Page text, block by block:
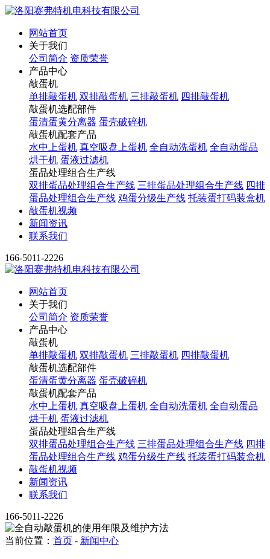
网站首页
关于我们
公司简介 资质荣誉
产品中心
敲蛋机
单排敲蛋机 双排敲蛋机 三排敲蛋机 四排敲蛋机
敲蛋机选配部件
蛋清蛋黄分离器 蛋壳破碎机
敲蛋机配套产品
水中上蛋机 真空吸盘上蛋机 全自动洗蛋机 全自动蛋品
烘干机 蛋液过滤机
蛋品处理组合生产线
双排蛋品处理组合生产线 三排蛋品处理组合生产线 四排
蛋品处理组合生产线 鸡蛋分级生产线 托装蛋打码装盒机
敲蛋机视频
新闻资讯
联系我们
166-5011-2226
网站首页
关于我们
公司简介 资质荣誉
产品中心
敲蛋机
单排敲蛋机 双排敲蛋机 三排敲蛋机 四排敲蛋机
敲蛋机选配部件
蛋清蛋黄分离器 蛋壳破碎机
敲蛋机配套产品
水中上蛋机 真空吸盘上蛋机 全自动洗蛋机 全自动蛋品
烘干机 蛋液过滤机
蛋品处理组合生产线
双排蛋品处理组合生产线 三排蛋品处理组合生产线 四排
蛋品处理组合生产线 鸡蛋分级生产线 托装蛋打码装盒机
敲蛋机视频
新闻资讯
联系我们
166-5011-2226
当前位置： 首页 - 新闻中心